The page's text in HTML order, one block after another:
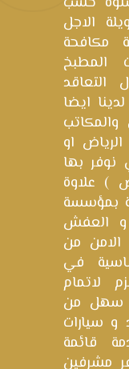
الاجل
المطبخ
التعاقد
ايضا
والمكاتب
او
نوفر بها
) علاوة
بمؤسسة
و العفش
الامن من
في
لاتمام
سهل من
سيارات
قائمة
مشرفين